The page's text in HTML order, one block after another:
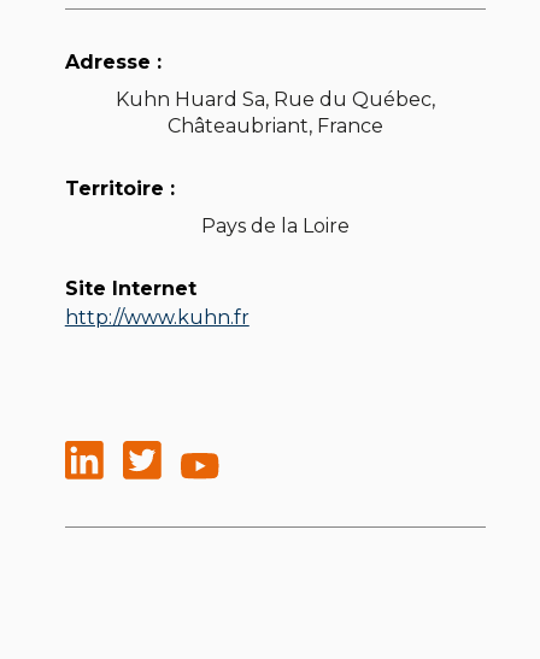
Adresse :
Kuhn Huard Sa, Rue du Québec,
Châteaubriant, France
Territoire :
Pays de la Loire
Site Internet
http://www.kuhn.fr